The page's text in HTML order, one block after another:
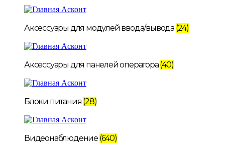
Аксессуары для модулей ввода/вывода (24)
Аксессуары для панелей оператора(40)
Блоки питания (28)
Видеонаблюдение (640)